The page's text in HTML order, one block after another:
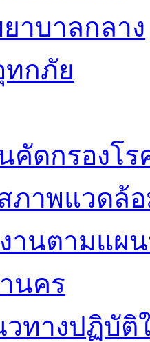
าบาลกลาง
ทกภัย
คัดกรองโ
าพแวดล้อ
านตามแผ
นคร
ทางปฏิบัติ